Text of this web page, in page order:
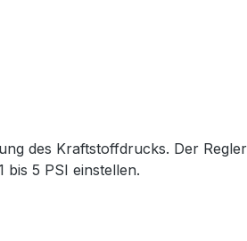
des Kraftstoffdrucks. Der
5 PSI einstellen.